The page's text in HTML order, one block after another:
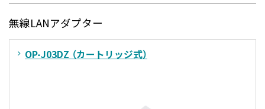
無線LANアダプター
OP-J03DZ （カートリッジ式）